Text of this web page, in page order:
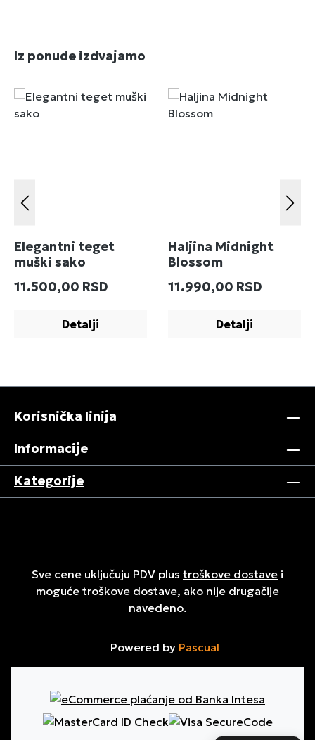
Preskoči galeriju proizvoda
Iz ponude izdvajamo
Elegantni teget
muški sako
Redovna cena:
11.500,00 RSD
Detalji
Haljina Midnight
Blossom
Redovna cena:
11.990,00 RSD
Detalji
Korisnička linija
Informacije
Kategorije
Sve cene uključuju PDV plus troškove dostave i
moguće troškove dostave, ako nije drugačije
navedeno.
Powered by Pascual